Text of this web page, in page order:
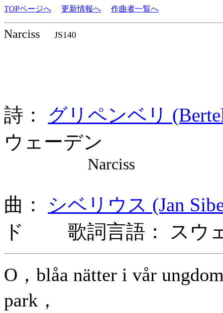
TOPページへ 更新情報へ 作曲者一覧へ
Narciss JS140
詩： グリペンベリ
ウェーデン
Narciss
曲： シベリウス (Jan
ド 歌詞言語： スウ
O，blåa nätter i vår
park，